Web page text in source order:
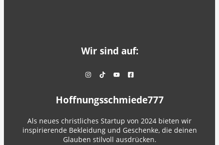
Wir sind auf:
Hoffnungsschmiede777
Als neues christliches Startup von 2024 bieten wir
inspirierende Bekleidung und Geschenke, die deinen
Glauben stilvoll ausdrücken.